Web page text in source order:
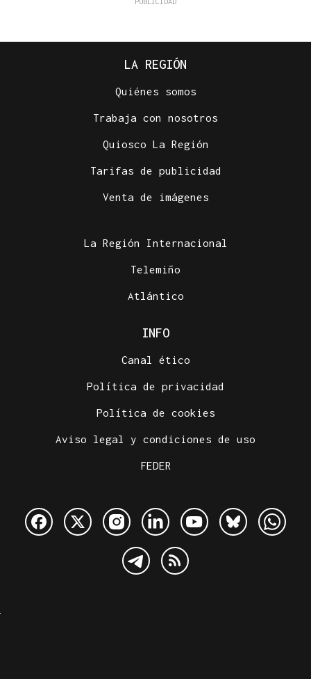
LA REGIÓN
Quiénes somos
Trabaja con nosotros
Quiosco La Región
Tarifas de publicidad
Venta de imágenes
La Región Internacional
Telemiño
Atlántico
INFO
Canal ético
Política de privacidad
Política de cookies
Aviso legal y condiciones de uso
FEDER